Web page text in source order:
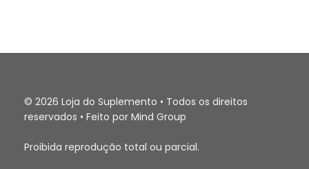
© 2026 Loja do Suplemento • Todos os direitos
reservados • Feito por Mind Group
Proibida reprodução total ou parcial.